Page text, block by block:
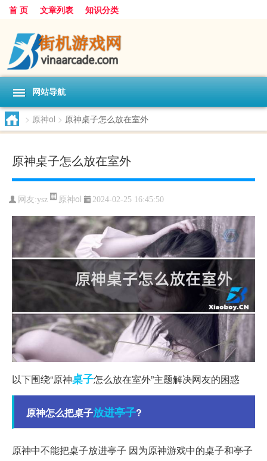
首 页 文章列表 知识分类
网站导航
> 原神ol > 原神桌子怎么放在室外
原神桌子怎么放在室外
网友:ysz 原神ol 2024-02-25 16:45:50
以下围绕“原神桌子怎么放在室外”主题解决网友的困惑
原神怎么把桌子放进亭子?
原神中不能把桌子放进亭子 因为原神游戏中的桌子和亭子